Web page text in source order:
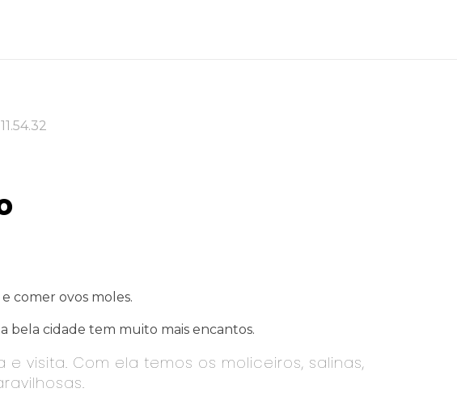
comer ovos moles.
bela cidade tem muito mais encantos.
visita. Com ela temos os moliceiros, salinas,